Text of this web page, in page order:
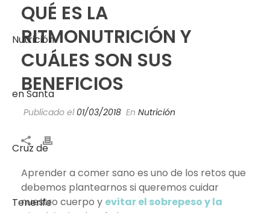
QUÉ ES LA
RITMONUTRICIÓN Y
CUÁLES SON SUS
BENEFICIOS
Publicado el 01/03/2018 En Nutrición
Aprender a comer sano es uno de los retos que
debemos plantearnos si queremos cuidar
nuestro cuerpo y evitar el sobrepeso y la